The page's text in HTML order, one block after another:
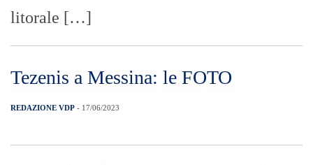
litorale […]
Tezenis a Messina: le FOTO
REDAZIONE VDP - 17/06/2023